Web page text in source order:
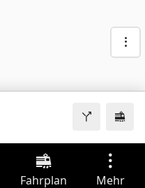
Fahrplan Mehr